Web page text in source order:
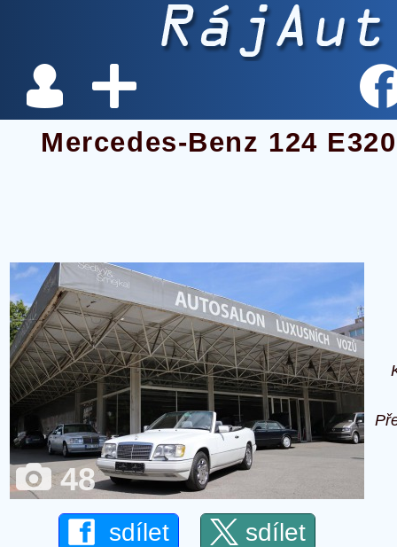
Mercedes-Benz 124
48
sdílet sdílet